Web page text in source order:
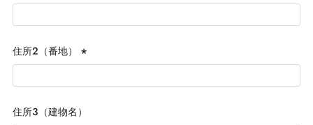
(必
須)
住所２（番地）
(必
須)
住所３（建物名）